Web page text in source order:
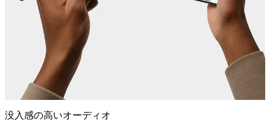
没入感の高いオーディオ